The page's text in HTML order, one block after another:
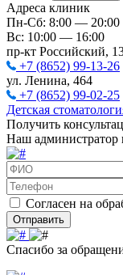
Адреса клиник
Пн-Сб: 8:00 — 20:00
Вс: 10:00 — 16:00
пр-кт Российский,
+7 (8652) 99-13-26
ул. Ленина, 464
+7 (8652) 99-02-25
Детская
Получить
Наш администратор
Согласен на
Отправить
Спасибо за